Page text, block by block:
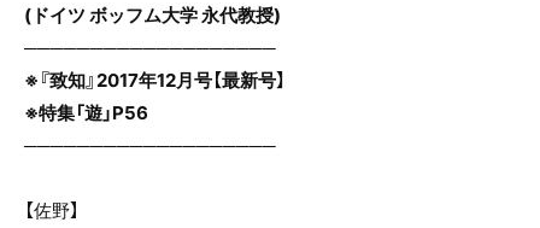
(ドイツ ボッフム大学 永代教授)
───────────────────
※『致知』2017年12月号【最新号】
※特集「遊」P56
───────────────────
【佐野】